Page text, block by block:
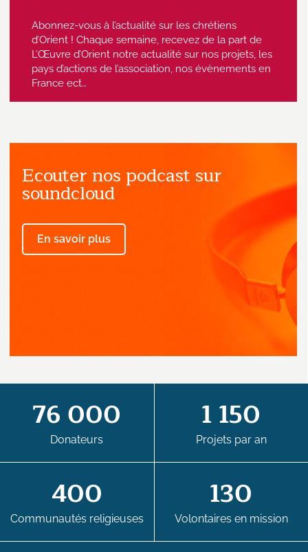
Abonnez-vous à l’actualité sur les chrétiens
d’Orient ! Chaque semaine, recevez de la part de
L’Œuvre d’Orient notre actualité sur nos projets, les
pays d’actions de l’association, nos évènements en
France ect…
J'accepte de recevoir des emails
provenant de l'Œuvre d'Orient.
Ecouter nos podcast sur
soundcloud
En savoir plus
76 000
Donateurs
1 150
Projets par an
400
Communautés religieuses
130
Volontaires en mission